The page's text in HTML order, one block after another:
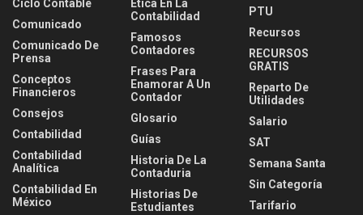
Ciclo Contable
Comunicado
Comunicado De
Prensa
Conceptos
Financieros
Consejos
Contabilidad
Contabilidad
Analítica
Contabilidad En
México
Ética En La
Contabilidad
Famosos
Contadores
Frases Para
Enamorar A Un
Contador
Glosario
Guías
Historia De La
Contaduria
Historias De
Estudiantes
PTU
Recursos
RECURSOS
GRATIS
Reparto De
Utilidades
Salario
SAT
Semana Santa
Sin Categoría
Tarifario